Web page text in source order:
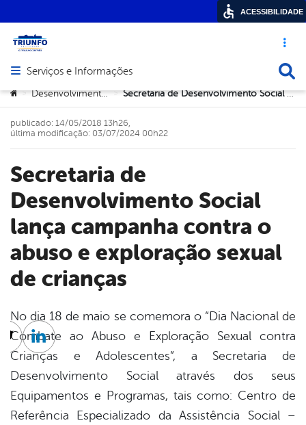
Acesso
Abrir menu principal de navegação
Serviços e Informações
Você está aqui:
> Desenvolvimento Social > Secretaria de Desenvolvimento Social lança campanha contra o abuso e exploração sexual de crianças
Secretaria de
Desenvolvimento Social
lança campanha contra o
abuso e exploração sexual
de crianças
publicado: 14/05/2018 13h26,
última modificação: 03/07/2024 00h22
No dia 18 de maio se comemora o “Dia Nacional de
Combate ao Abuso e Exploração Sexual contra
Crianças e Adolescentes”, a Secretaria de
Desenvolvimento Social através dos seus
Equipamentos e Programas, tais como: Centro de
Referência Especializado da Assistência Social –
TwitterLinkedin
ACESSIBILIDADE